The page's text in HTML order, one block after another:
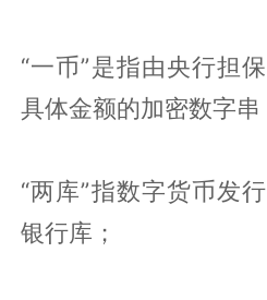
“一币”是指由央行担
具体金额的加密数字串
“两库”指数字货币发
银行库；